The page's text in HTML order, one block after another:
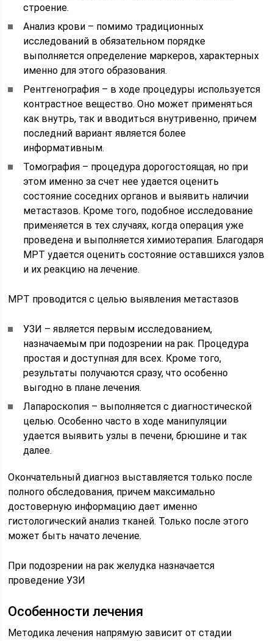
строение.
Анализ крови – помимо традиционных
исследований в обязательном порядке
выполняется определение маркеров, характерных
именно для этого образования.
Рентгенография – в ходе процедуры используется
контрастное вещество. Оно может применяться
как внутрь, так и вводиться внутривенно, причем
последний вариант является более
информативным.
Томография – процедура дорогостоящая, но при
этом именно за счет нее удается оценить
состояние соседних органов и выявить наличии
метастазов. Кроме того, подобное исследование
применяется в тех случаях, когда операция уже
проведена и выполняется химиотерапия. Благодаря
МРТ удается оценить состояние оставшихся узлов
и их реакцию на лечение.
МРТ проводится с целью выявления метастазов
УЗИ – является первым исследованием,
назначаемым при подозрении на рак. Процедура
простая и доступная для всех. Кроме того,
результаты получаются сразу, что особенно
выгодно в плане лечения.
Лапароскопия – выполняется с диагностической
целью. Особенно часто в ходе манипуляции
удается выявить узлы в печени, брюшине и так
далее.
Окончательный диагноз выставляется только после
полного обследования, причем максимально
достоверную информацию дает именно
гистологический анализ тканей. Только после этого
может быть начато лечение.
При подозрении на рак желудка назначается
проведение УЗИ
Особенности лечения
Методика лечения напрямую зависит от стадии